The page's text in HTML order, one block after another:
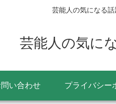
芸能人の気になる話
芸能人の気に
問い合わせ プライバシー